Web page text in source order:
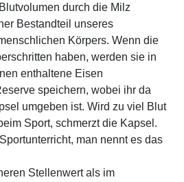
durch die Milz
Bestandteil unseres
Körpers. Wenn die
haben, werden sie in
enthaltene Eisen
speichern, wobei ihr da
umgeben ist. Wird zu viel Blut
Sport, schmerzt die Kapsel.
man nennt es das
Stellenwert als im